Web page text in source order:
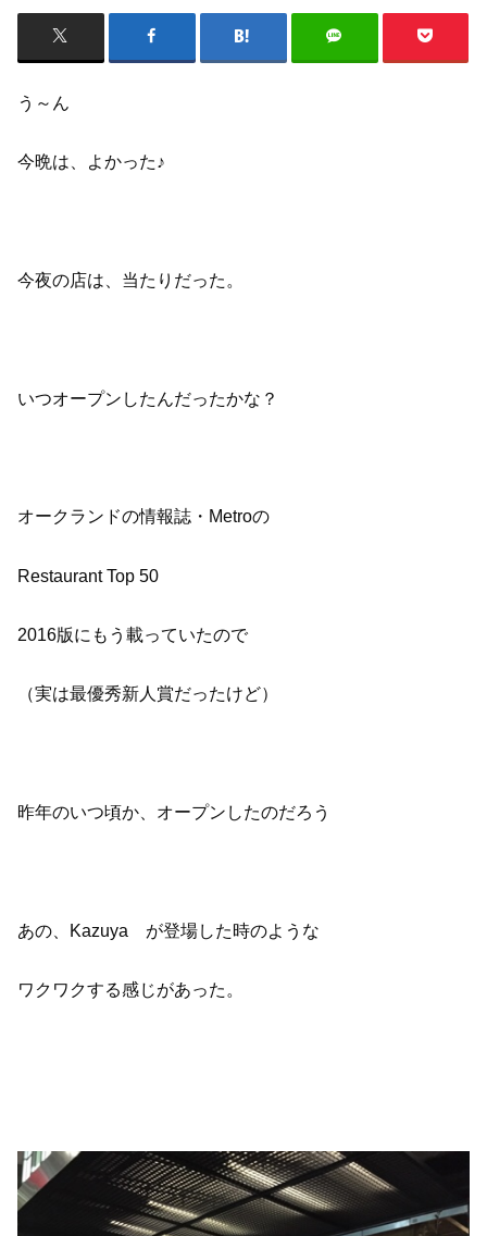
う～ん
今晩は、よかった♪
今夜の店は、当たりだった。
いつオープンしたんだったかな？
オークランドの情報誌・Metroの
Restaurant Top 50
2016版にもう載っていたので
（実は最優秀新人賞だったけど）
昨年のいつ頃か、オープンしたのだろう
あの、Kazuya が登場した時のような
ワクワクする感じがあった。